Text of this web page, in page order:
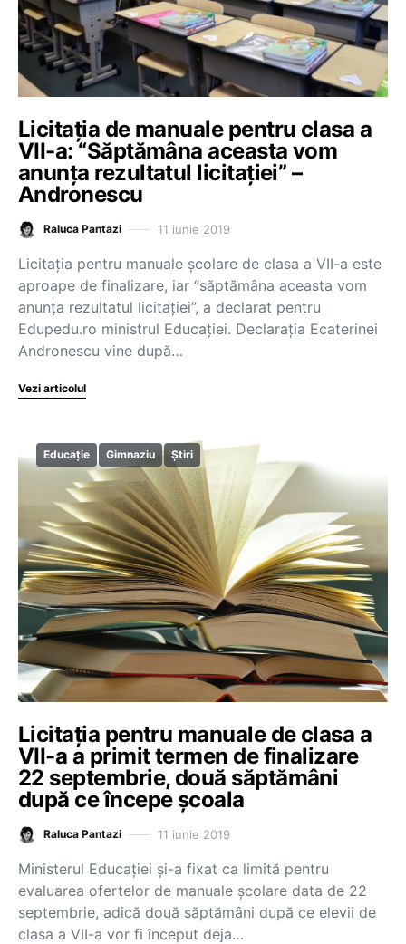
Licitația de manuale pentru clasa a
VII-a: “Săptămâna aceasta vom
anunța rezultatul licitației” –
Andronescu
Raluca Pantazi 11 iunie 2019
Licitația pentru manuale școlare de clasa a VII-a este
aproape de finalizare, iar “săptămâna aceasta vom
anunța rezultatul licitației”, a declarat pentru
Edupedu.ro ministrul Educației. Declarația Ecaterinei
Andronescu vine după…
Vezi articolul
Educație Gimnaziu Știri
Licitația pentru manuale de clasa a
VII-a a primit termen de finalizare
22 septembrie, două săptămâni
după ce începe școala
Raluca Pantazi 11 iunie 2019
Ministerul Educației și-a fixat ca limită pentru
evaluarea ofertelor de manuale școlare data de 22
septembrie, adică două săptămâni după ce elevii de
clasa a VII-a vor fi început deja…